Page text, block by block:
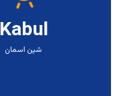
Kabul
شین اسمان